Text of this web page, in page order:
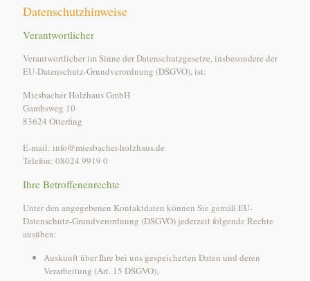
Datenschutzhinweise
Verantwortlicher
Verantwortlicher im Sinne der Datenschutzgesetze, insbesondere der
EU-Datenschutz-Grundverordnung (DSGVO), ist:
Miesbacher Holzhaus GmbH
Gambsweg 10
83624 Otterfing
E-mail: info@miesbacher-holzhaus.de
Telefon: 08024 9919 0
Ihre Betroffenenrechte
Unter den angegebenen Kontaktdaten können Sie gemäß EU-
Datenschutz-Grundverordnung (DSGVO) jederzeit folgende Rechte
ausüben:
Auskunft über Ihre bei uns gespeicherten Daten und deren
Verarbeitung (Art. 15 DSGVO),